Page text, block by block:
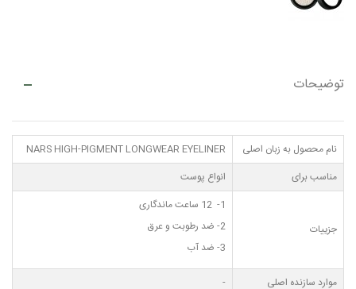
توضیحات
نام محصول به زبان اصلی
NARS HIGH-PIGMENT LONGWEAR EYELINER
مناسب برای
انواع پوست
جزییات
1- 12 ساعت ماندگاری
2- ضد رطوبت و عرق
3- ضد آب
موارد سازنده اصلی
-